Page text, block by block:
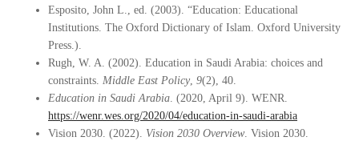
Esposito, John L., ed. (2003). “Education: Educational
Institutions. The Oxford Dictionary of Islam. Oxford University
Press.).
Rugh, W. A. (2002). Education in Saudi Arabia: choices and
constraints. Middle East Policy, 9(2), 40.
Education in Saudi Arabia. (2020, April 9). WENR.
https://wenr.wes.org/2020/04/education-in-saudi-arabia
Vision 2030. (2022). Vision 2030 Overview. Vision 2030.